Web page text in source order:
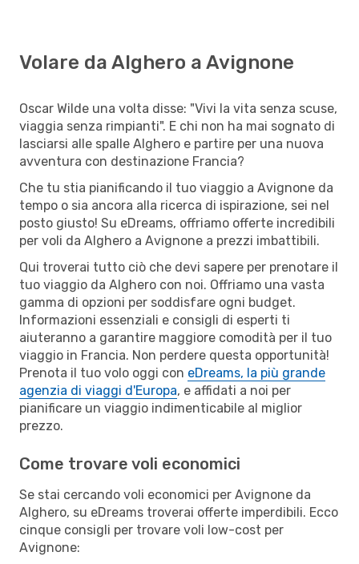
Volare da Alghero a Avignone
Oscar Wilde una volta disse: "Vivi la vita senza scuse,
viaggia senza rimpianti". E chi non ha mai sognato di
lasciarsi alle spalle Alghero e partire per una nuova
avventura con destinazione Francia?
Che tu stia pianificando il tuo viaggio a Avignone da
tempo o sia ancora alla ricerca di ispirazione, sei nel
posto giusto! Su eDreams, offriamo offerte incredibili
per voli da Alghero a Avignone a prezzi imbattibili.
Qui troverai tutto ciò che devi sapere per prenotare il
tuo viaggio da Alghero con noi. Offriamo una vasta
gamma di opzioni per soddisfare ogni budget.
Informazioni essenziali e consigli di esperti ti
aiuteranno a garantire maggiore comodità per il tuo
viaggio in Francia. Non perdere questa opportunità!
Prenota il tuo volo oggi con eDreams, la più grande
agenzia di viaggi d'Europa, e affidati a noi per
pianificare un viaggio indimenticabile al miglior
prezzo.
Come trovare voli economici
Se stai cercando voli economici per Avignone da
Alghero, su eDreams troverai offerte imperdibili. Ecco
cinque consigli per trovare voli low-cost per
Avignone: